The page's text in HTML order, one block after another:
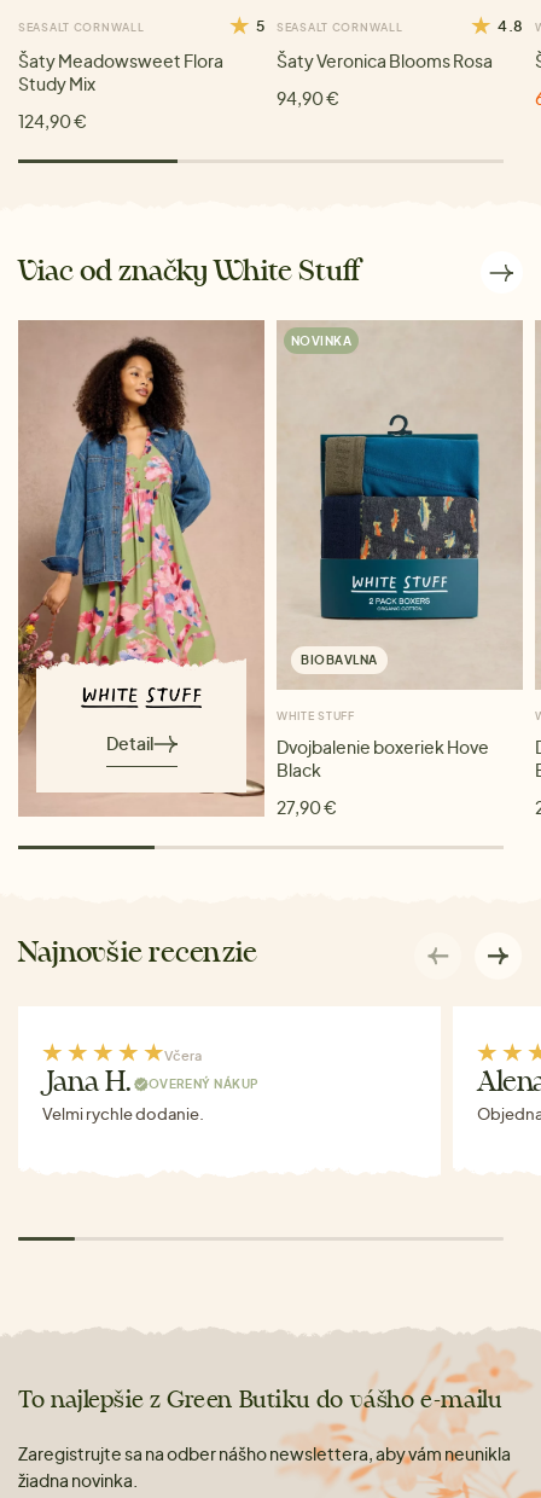
SEASALT CORNWALL 5
Šaty Meadowsweet Flora
Study Mix
124,90 €
SEASALT CORNWALL 4.8
Šaty Veronica Blooms Rosa
94,90 €
Viac od značky White Stuff
Detail
NOVINKA
BIOBAVLNA
WHITE STUFF
Dvojbalenie boxeriek Hove
Black
27,90 €
Najnovšie recenzie
Včera
Jana H. OVERENÝ NÁKUP
Velmi rychle dodanie.
To najlepšie z Green Butiku do vášho e-mailu
Zaregistrujte sa na odber nášho newslettera, aby vám neunikla
žiadna novinka.